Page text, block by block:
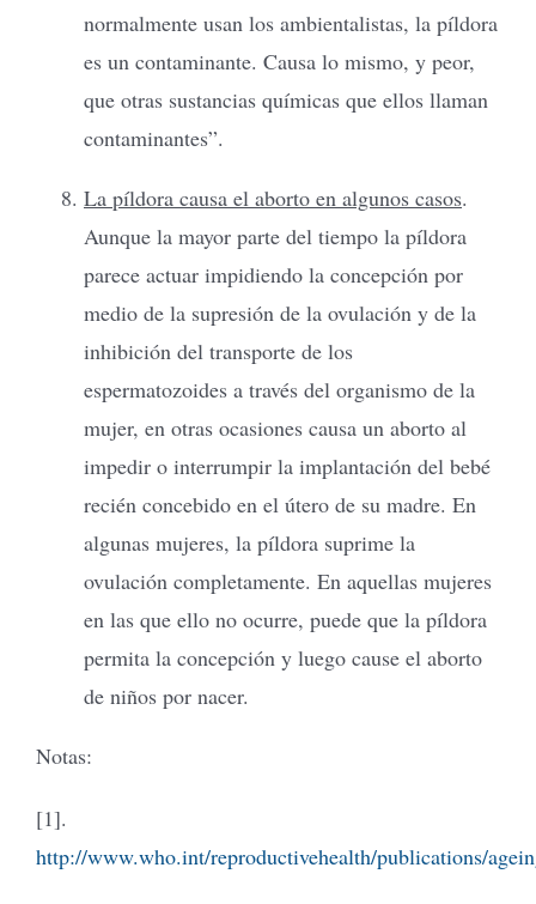
normalmente usan los ambientalistas, la píldora
es un contaminante. Causa lo mismo, y peor,
que otras sustancias químicas que ellos llaman
contaminantes”.
La píldora causa el aborto en algunos casos.
Aunque la mayor parte del tiempo la píldora
parece actuar impidiendo la concepción por
medio de la supresión de la ovulación y de la
inhibición del transporte de los
espermatozoides a través del organismo de la
mujer, en otras ocasiones causa un aborto al
impedir o interrumpir la implantación del bebé
recién concebido en el útero de su madre. En
algunas mujeres, la píldora suprime la
ovulación completamente. En aquellas mujeres
en las que ello no ocurre, puede que la píldora
permita la concepción y luego cause el aborto
de niños por nacer.
Notas:
[1].
http://www.who.int/reproductivehealth/publications/